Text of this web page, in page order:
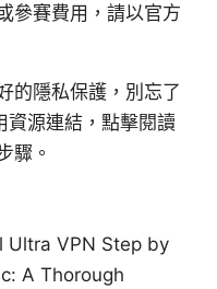
參賽費用，請以官方
的隱私保護，別忘了
源連結，點擊閱讀
驟。
Ultra VPN Step by
A Thorough